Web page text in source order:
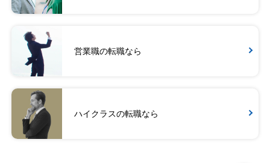
営業職の転職なら
ハイクラスの転職なら